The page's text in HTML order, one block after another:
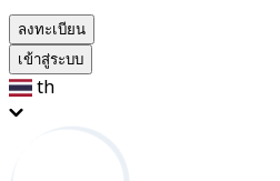
ลงทะเบียน
เข้าสู่ระบบ
th